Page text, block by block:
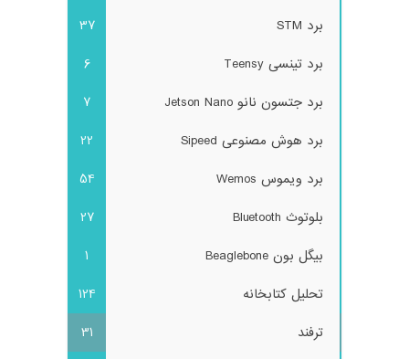
برد STM
37
برد تینسی Teensy
6
برد جتسون نانو Jetson Nano
7
برد هوش مصنوعی Sipeed
22
برد ویموس Wemos
54
بلوتوث Bluetooth
27
بیگل بون Beaglebone
1
تحلیل کتابخانه
124
ترفند
31